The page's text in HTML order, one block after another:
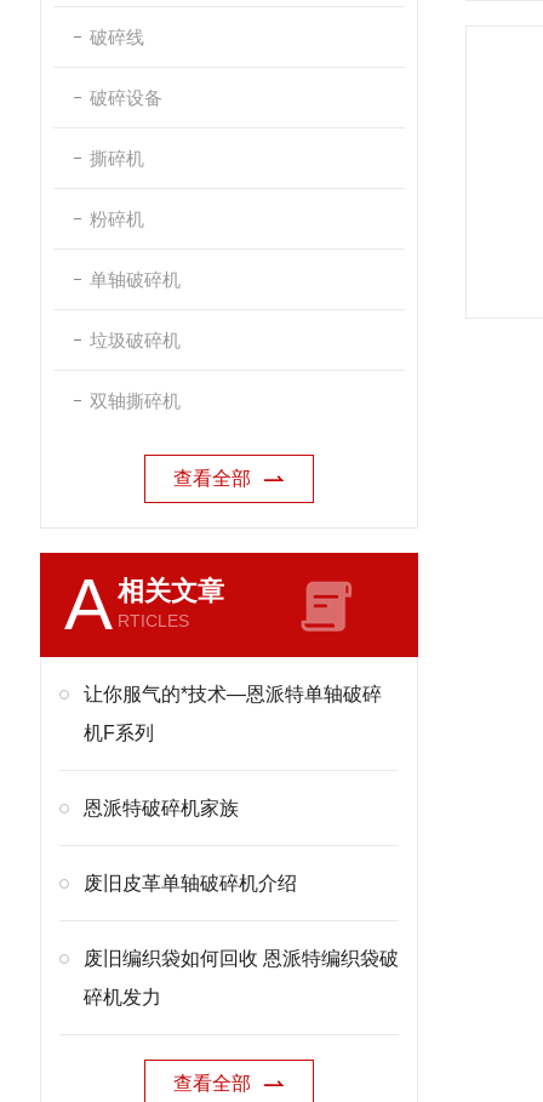
破碎线
破碎设备
撕碎机
粉碎机
单轴破碎机
垃圾破碎机
双轴撕碎机
查看全部
A相关文章
RTICLES
让你服气的*技术—恩派特单轴破碎
机F系列
恩派特破碎机家族
废旧皮革单轴破碎机介绍
废旧编织袋如何回收 恩派特编织袋破
碎机发力
查看全部